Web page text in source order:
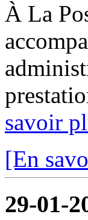
À La
savoir
[En
29-01-